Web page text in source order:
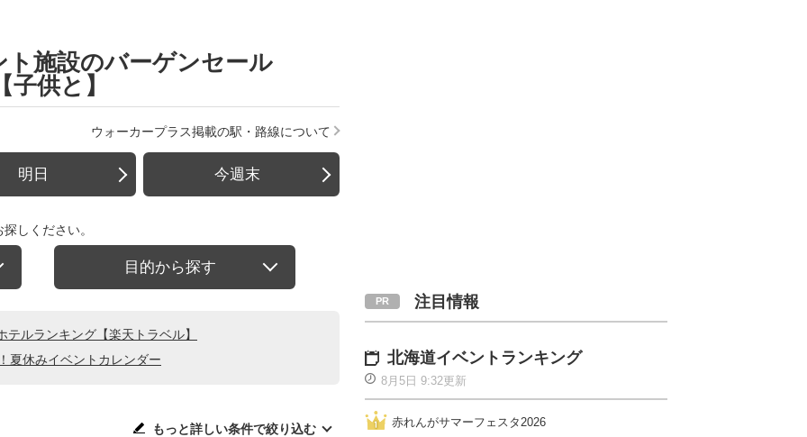
施設のバーゲンセール
供と】
ウォーカープラス掲載の駅・路線について
明日 今週末
しください。
目的から探す
ルランキング【楽天トラベル】
夏休みイベントカレンダー
もっと詳しい条件で絞り込む
注目情報
北海道イベントランキング
8月5日 9:32更新
赤れんがサマーフェスタ2026